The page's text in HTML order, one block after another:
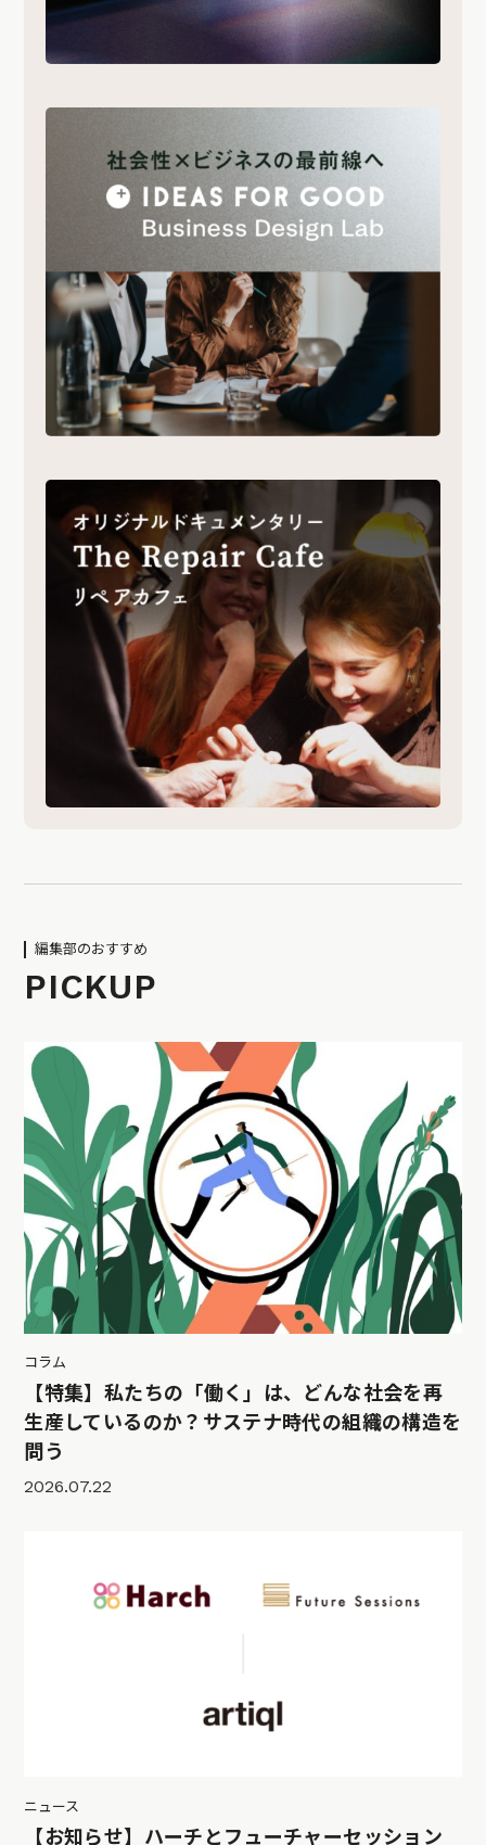
編集部のおすすめ
PICKUP
コラム
【特集】私たちの「働く」は、どんな社会を再
生産しているのか？サステナ時代の組織の構造を
問う
2026.07.22
ニュース
【お知らせ】ハーチとフューチャーセッション